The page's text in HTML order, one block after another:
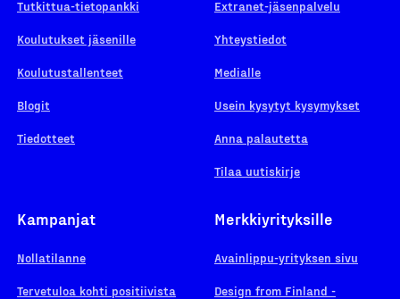
Tutkittua-tietopankki
Koulutukset jäsenille
Koulutustallenteet
Blogit
Tiedotteet
Extranet-jäsenpalvelu
Yhteystiedot
Medialle
Usein kysytyt kysymykset
Anna palautetta
Tilaa uutiskirje
Kampanjat
Nollatilanne
Tervetuloa kohti positiivista
Merkkiyrityksille
Avainlippu-yrityksen sivu
Design from Finland -